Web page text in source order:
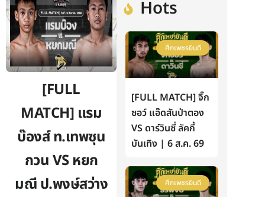
[FULL
MATCH] แรม
บ๊องส์ ท.เทพซุน
กวน VS หยก
มณี ป.พงษ์สว่าง
Hots
ศึกเพชรยินดี
[FULL MATCH] จิ๊ก
ซอว์ แอ๊ดสันป่าตอง
VS ดาร์วินซี่ ลัคกี้
บันเทิง | 6 ส.ค. 69
ศึกเพชรยินดี